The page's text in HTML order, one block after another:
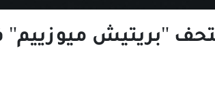
"بريتيش ميوزييم"